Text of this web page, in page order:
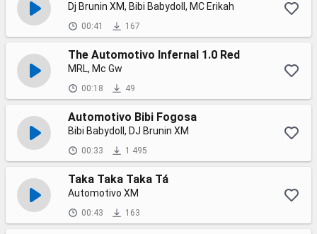
Dj Brunin XM, Bibi Babydoll, MC Erikah
00:41 167
The Automotivo Infernal 1.0 Red
MRL, Mc Gw
00:18 49
Automotivo Bibi Fogosa
Bibi Babydoll, DJ Brunin XM
00:33 1 495
Taka Taka Taka Tá
Automotivo XM
00:43 163